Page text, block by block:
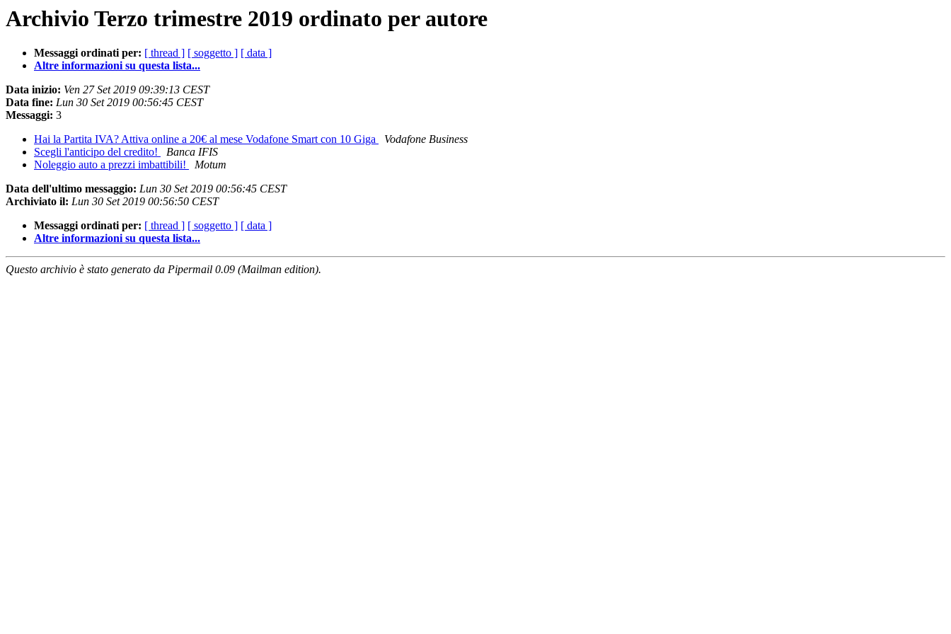
Archivio Terzo trimestre 2019 ordinato per autore
Messaggi ordinati per: [ thread ] [ soggetto ] [ data ]
Altre informazioni su questa lista...
Data inizio: Ven 27 Set 2019 09:39:13 CEST
Data fine: Lun 30 Set 2019 00:56:45 CEST
Messaggi: 3
Hai la Partita IVA? Attiva online a 20€ al mese Vodafone Smart con 10 Giga
Vodafone Business
Scegli l'anticipo del credito!
Banca IFIS
Noleggio auto a prezzi imbattibili!
Motum
Data dell'ultimo messaggio: Lun 30 Set 2019 00:56:45 CEST
Archiviato il: Lun 30 Set 2019 00:56:50 CEST
Messaggi ordinati per: [ thread ] [ soggetto ] [ data ]
Altre informazioni su questa lista...
Questo archivio è stato generato da Pipermail 0.09 (Mailman edition).